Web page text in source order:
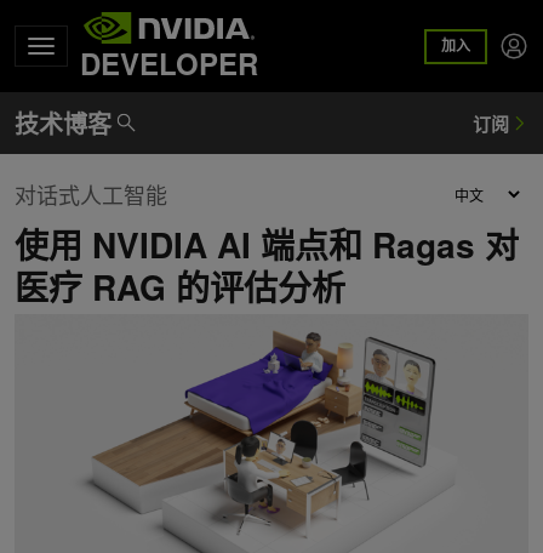
DEVELOPER 加入
对话式人工智能
使用 NVIDIA AI 端点和 Ragas 对
医疗 RAG 的评估分析